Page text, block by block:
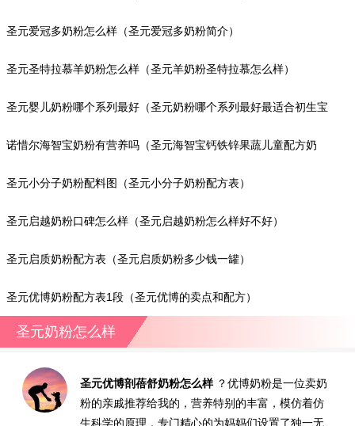
圣元爱冠多奶粉怎么样（圣元爱冠多奶粉简介）
圣元圣特拉慕羊奶粉怎么样（圣元羊奶粉圣特拉慕怎么样）
圣元婴儿奶粉哪个系列最好（圣元奶粉哪个系列最好最适合初生宝
宝）
诺惜尔海智宝奶粉有营养吗（圣元海智宝钙铁锌果蔬儿童配方奶
粉）
圣元小分子奶粉配料图（圣元小分子奶粉配方表）
圣元启越奶粉口碑怎么样（圣元启越奶粉怎么样好不好）
圣元启质奶粉配方表（圣元启质奶粉多少钱一罐）
圣元优博奶粉配方表1段（圣元优博的卖点和配方）
圣元奶粉怎么样
圣元优博剖蓓舒奶粉怎么样 ？优博奶粉是一位卖奶
粉的亲戚推荐给我的，营养特别的丰富，模仿着仿
生科学的原理，专门精心的为妈妈们设置了独一无